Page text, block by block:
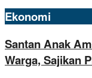
Ekonomi
Santan Anak
Warga, Sajikan